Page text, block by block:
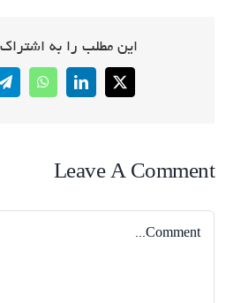
این مطلب را به
X
LinkedIn
Leave A Comment